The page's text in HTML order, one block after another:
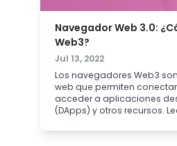
Navegador Web 3.0:
Web3?
Jul 13, 2022
Los navegadores Web3
web que permiten
acceder a aplicaciones
(DApps) y otros recursos.